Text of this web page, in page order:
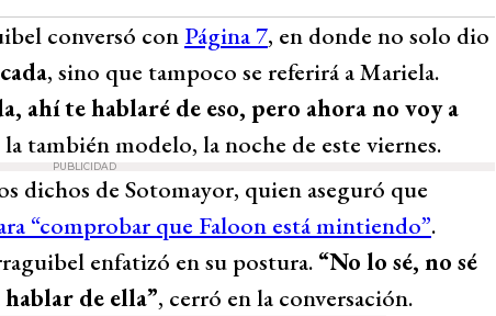
conversó con Página 7, en donde no solo dio
, sino que tampoco se referirá a Mariela.
ahí te hablaré de eso, pero ahora no voy a
también modelo, la noche de este viernes.
PUBLICIDAD
dichos de Sotomayor, quien aseguró que
“comprobar que Faloon está mintiendo”.
enfatizó en su postura. “No lo sé, no sé
de ella”, cerró en la conversación.